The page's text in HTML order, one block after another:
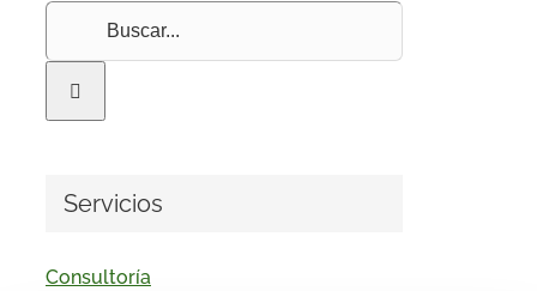
Buscar:
Servicios
Consultoría